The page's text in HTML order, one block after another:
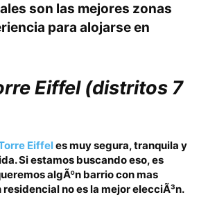
son las mejores zonas
para alojarse en
Eiffel (distritos 7
Eiffeles muy segura, tranquila y
Si estamos buscando eso, es
algÃºn barrio con mas
no es la mejor elecciÃ³n.